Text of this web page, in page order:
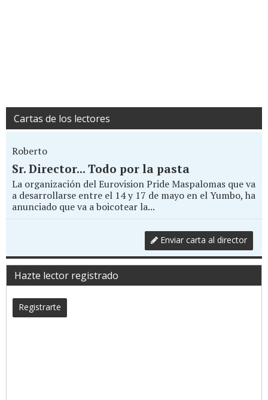
Cartas de los lectores
Roberto
Sr. Director... Todo por la pasta
La organización del Eurovision Pride Maspalomas que va
a desarrollarse entre el 14 y 17 de mayo en el Yumbo, ha
anunciado que va a boicotear la...
Enviar carta al director
Hazte lector registrado
Registrarte